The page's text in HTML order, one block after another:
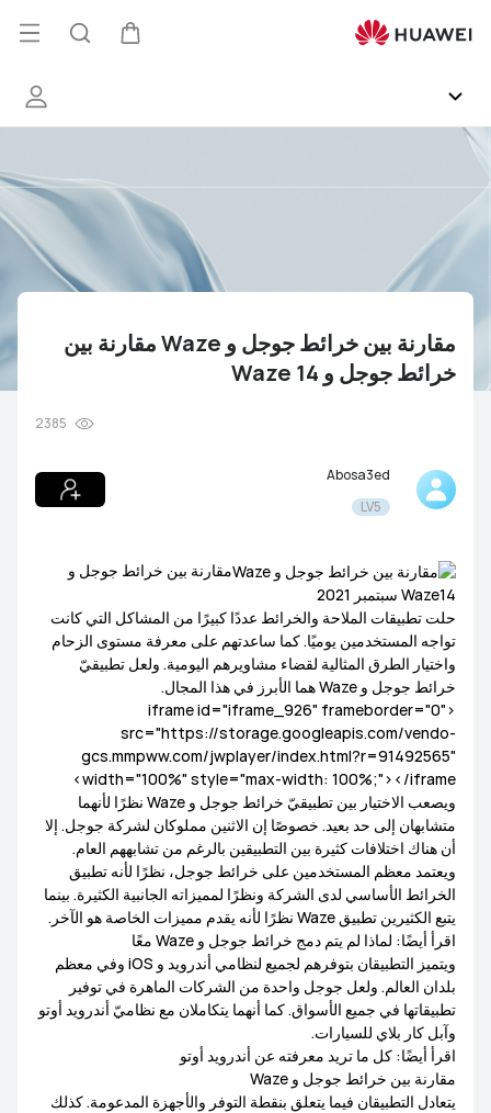
بين
جوجل
Waze
خرائط
Waze
14
فتح
HUAWEI Health
HUAWEI Services
فاعليات
المسابقات والاخبار Lifestyle
نقاشات المصورين
العاب سمات موسيقى تطبيقات
HUAWEI nova Series
HUAWEI Mate Series
HUAWEI P Series
HUAWEI MateBook D Series
HUAWEI MateBook Series
HUAWEI MateBook X Series
HUAWEI MateView Series
HUAWEI MatePad T
HUAWEI MatePad Series
HUAWEI MatePad Pro Series
عام
مقارنة بين خرائط جوجل و Waze مقارنة بين
خرائط جوجل و Waze 14
2385
Abosa3ed
LV5
مقارنة بين خرائط جوجل و
Waze14 سبتمبر 2021
حلت تطبيقات الملاحة والخرائط عددًا كبيرًا من المشاكل التي كانت
تواجه المستخدمين يوميًا. كما ساعدتهم على معرفة مستوى الزحام
واختيار الطرق المثالية لقضاء مشاويرهم اليومية. ولعل تطبيقيّ
خرائط جوجل و Waze هما الأبرز في هذا المجال.
<iframe id="iframe_926" frameborder="0"
src="https://storage.googleapis.com/vendo-
gcs.mmpww.com/jwplayer/index.html?r=91492565"
width="100%" style="max-width: 100%;"></iframe>
ويصعب الاختيار بين تطبيقيّ خرائط جوجل و Waze نظرًا لأنهما
متشابهان إلى حد بعيد. خصوصًا إن الاثنين مملوكان لشركة جوجل. إلا
أن هناك اختلافات كثيرة بين التطبيقين بالرغم من تشابههم العام.
ويعتمد معظم المستخدمين على خرائط جوجل، نظرًا لأنه تطبيق
الخرائط الأساسي لدى الشركة ونظرًا لمميزاته الجانبية الكثيرة. بينما
يتبع الكثيرين تطبيق Waze نظرًا لأنه يقدم مميزات الخاصة هو الآخر.
اقرأ أيضًا: لماذا لم يتم دمج خرائط جوجل و Waze معًا
ويتميز التطبيقان بتوفرهم لجميع لنظامي أندرويد و iOS وفي معظم
بلدان العالم. ولعل جوجل واحدة من الشركات الماهرة في توفير
تطبيقاتها في جميع الأسواق. كما أنهما يتكاملان مع نظاميّ أندرويد أوتو
وآبل كار بلاي للسيارات.
اقرأ أيضًا: كل ما تريد معرفته عن أندرويد أوتو
مقارنة بين خرائط جوجل و Waze
يتعادل التطبيقان فيما يتعلق بنقطة التوفر والأجهزة المدعومة. كذلك